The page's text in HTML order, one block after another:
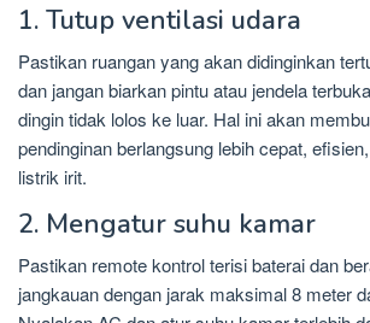
1. Tutup ventilasi udara
Pastikan ruangan yang akan didinginkan
dan jangan biarkan pintu atau jendela
dingin tidak lolos ke luar. Hal ini akan
pendinginan berlangsung lebih cepat,
listrik irit.
2. Mengatur suhu kamar
Pastikan remote kontrol terisi baterai dan
jangkauan dengan jarak maksimal 8 meter